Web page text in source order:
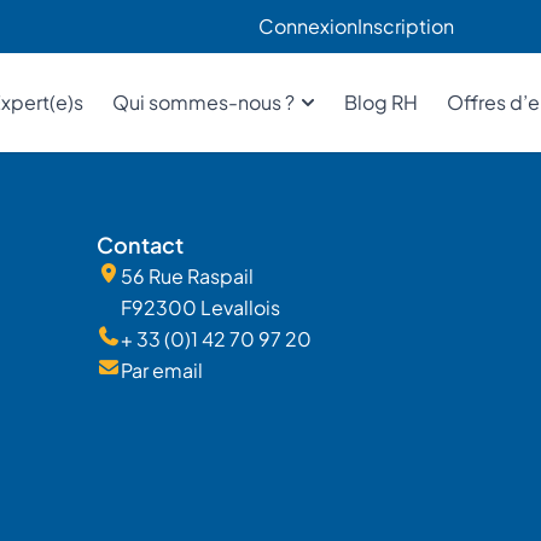
ConnexionInscription
Qui sommes-nous ? Blog RH Offres
Contact
56 Rue Raspail
F92300 Levallois
+ 33 (0)1 42 70 97 20
Par email